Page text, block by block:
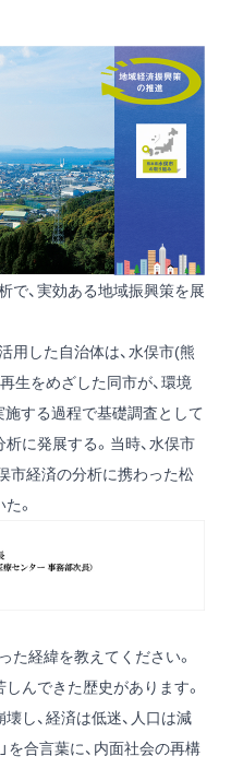
で、実効ある地域振興策を展
用した自治体は、水俣市(熊
生をめざした同市が、環境
施する過程で基礎調査として
に発展する。当時、水俣市
市経済の分析に携わった松
。
経緯を教えてください。
んできた歴史があります。
し、経済は低迷、人口は減
を合言葉に、内面社会の再構